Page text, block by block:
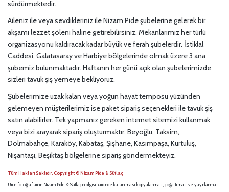
sürdürmektedir.
Aileniz ile veya sevdikleriniz ile Nizam Pide şubelerine gelerek bir
akşamı lezzet şöleni haline getirebilirsiniz. Mekanlarımız her türlü
organizasyonu kaldıracak kadar büyük ve ferah şubelerdir. İstiklal
Caddesi, Galatasaray ve Harbiye bölgelerinde olmak üzere 3 ana
şubemiz bulunmaktadır. Haftanın her günü açık olan şubelerimizde
sizleri tavuk şiş yemeye bekliyoruz.
Şubelerimize uzak kalan veya yoğun hayat temposu yüzünden
gelemeyen müşterilerimiz ise paket sipariş seçenekleri ile tavuk şiş
satın alabilirler. Tek yapmanız gereken internet sitemizi kullanmak
veya bizi arayarak sipariş oluşturmaktır. Beyoğlu, Taksim,
Dolmabahçe, Karaköy, Kabataş, Şişhane, Kasımpaşa, Kurtuluş,
Nişantaşı, Beşiktaş bölgelerine sipariş göndermekteyiz.
Tüm Hakları Saklıdır. Copyright © Nizam Pide & Sütlaç
Ürün fotoğraflarının Nizam Pide & Sütlaç’ın bilgisi haricinde kullanılması, kopyalanması, çoğaltılması ve yayınlanması